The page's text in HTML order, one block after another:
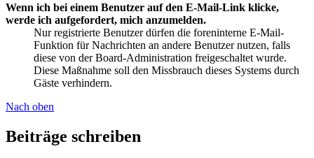
Wenn ich bei einem Benutzer auf den E-Mail-Link klicke,
werde ich aufgefordert, mich anzumelden.
Nur registrierte Benutzer dürfen die foreninterne E-Mail-
Funktion für Nachrichten an andere Benutzer nutzen, falls
diese von der Board-Administration freigeschaltet wurde.
Diese Maßnahme soll den Missbrauch dieses Systems durch
Gäste verhindern.
Nach oben
Beiträge schreiben